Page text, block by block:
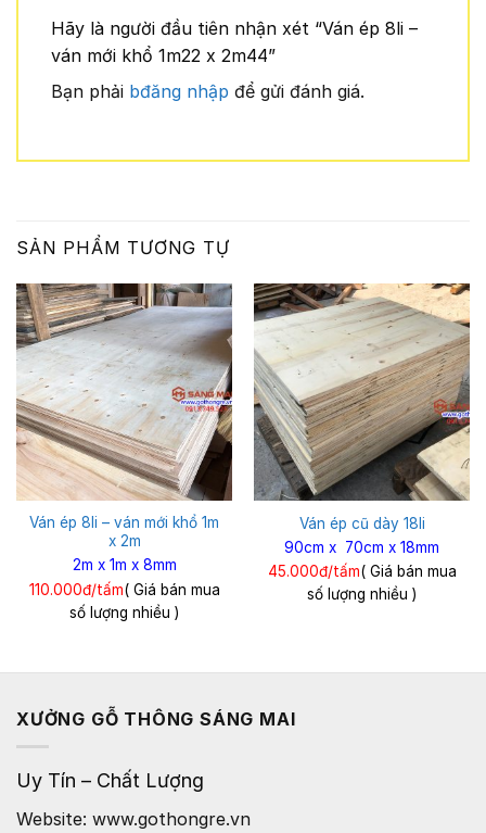
Hãy là người đầu tiên nhận xét “Ván ép 8li –
ván mới khổ 1m22 x 2m44”
Bạn phải bđăng nhập để gửi đánh giá.
SẢN PHẨM TƯƠNG TỰ
Ván ép 8li – ván mới khổ 1m
x 2m
2m x 1m x 8mm
110.000đ/tấm( Giá bán mua
số lượng nhiều )
Ván ép cũ dày 18li
90cm x 70cm x 18mm
45.000đ/tấm( Giá bán mua
số lượng nhiều )
XƯỞNG GỖ THÔNG SÁNG MAI
Uy Tín – Chất Lượng
Website: www.gothongre.vn